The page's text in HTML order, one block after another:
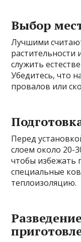
Выбор
Лучшими
растительности
служить
Убедитесь, что
провалов или
Перед
слоем около 20-
чтобы избежать
специальные
теплоизоляцию.